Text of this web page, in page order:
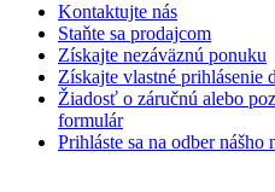
Kontaktujte nás
Staňte sa prodajcom
Získajte nezáväznú ponuku
Získajte vlastné prihlásenie
Žiadosť o záručnú alebo
formulár
Prihláste sa na odber